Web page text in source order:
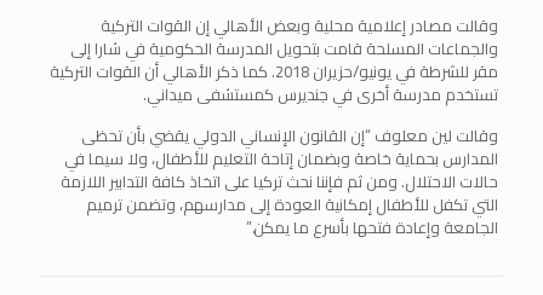
وقالت مصادر إعلامية محلية وبعض الأهالي إن القوات التركية
والجماعات المسلحة قامت بتحويل المدرسة الحكومية في شارا إلى
مقر للشرطة في يونيو/حزيران 2018. كما ذكر الأهالي أن القوات التركية
تستخدم مدرسة أخرى في جنديرس كمستشفى ميداني.
وقالت لين معلوف “إن القانون الإنساني الدولي يقضي بأن تحظى
المدارس بحماية خاصة وبضمان إتاحة التعليم للأطفال، ولا سيما في
حالات الاحتلال. ومن ثم فإننا نحث تركيا على اتخاذ كافة التدابير اللازمة
التي تكفل للأطفال إمكانية العودة إلى مدارسهم، وتضمن ترميم
الجامعة وإعادة فتحها بأسرع ما يمكن.”